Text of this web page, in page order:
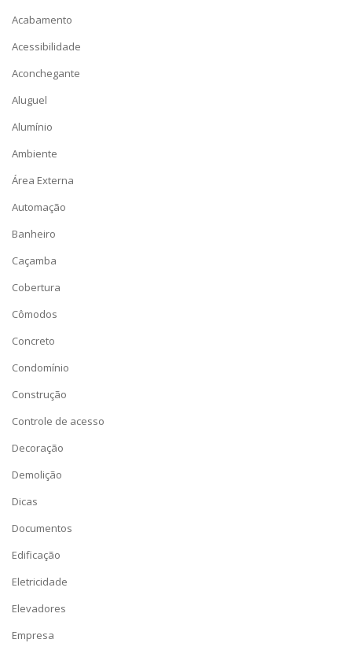
Acabamento
Acessibilidade
Aconchegante
Aluguel
Alumínio
Ambiente
Área Externa
Automação
Banheiro
Caçamba
Cobertura
Cômodos
Concreto
Condomínio
Construção
Controle de acesso
Decoração
Demolição
Dicas
Documentos
Edificação
Eletricidade
Elevadores
Empresa